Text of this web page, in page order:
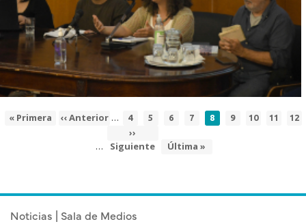
Noticias | Sala de Medios
Ver más
Paginación
Primera
« Primera
Página
‹‹ Anterior … Page
4 Page
5 Page
6 Page
7
Página
8 Page
9 Page
10 Page
11 12
…
Siguiente
página
››
Siguiente
Última
Última »